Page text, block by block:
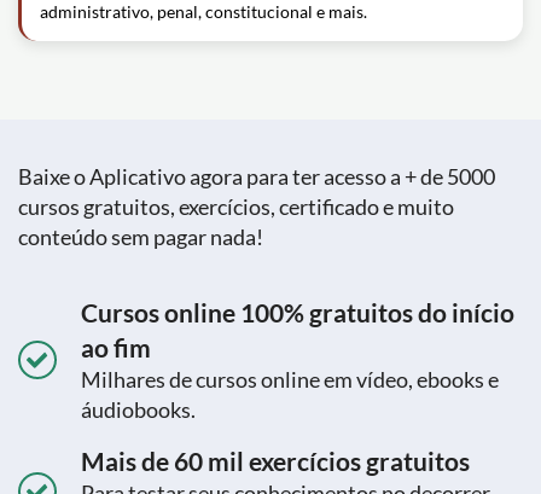
administrativo, penal, constitucional e mais.
Baixe o Aplicativo agora para ter acesso a + de 5000
cursos gratuitos, exercícios, certificado e muito
conteúdo sem pagar nada!
Cursos online 100% gratuitos do início
ao fim
Milhares de cursos online em vídeo, ebooks e
áudiobooks.
Mais de 60 mil exercícios gratuitos